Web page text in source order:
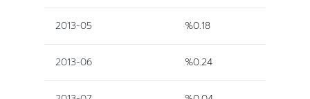
2013-05 %0.18
2013-06 %0.24